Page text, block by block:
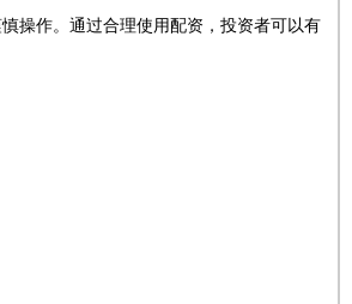
操作。通过合理使用配资，投资者可以有